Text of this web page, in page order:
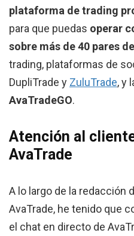
plataforma de trading
para que puedas operar
sobre más de 40 pares
trading, plataformas de
DupliTrade y ZuluTrade, y
AvaTradeGO.
Atención al
AvaTrade
A lo largo de la redacción
AvaTrade, he tenido que
el chat en directo de